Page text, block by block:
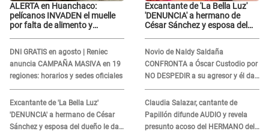
ALERTA en Huanchaco:
pelícanos INVADEN el muelle
por falta de alimento y
DNI GRATIS en agosto | Reniec
anuncia CAMPAÑA MASIVA en 19
regiones: horarios y sedes oficiales
Excantante de 'La Bella Luz'
'DENUNCIA' a hermano de César
Sánchez y esposa del dueño le da
Excantante de 'La Bella Luz'
'DENUNCIA' a hermano de
César Sánchez y esposa del
tranquila"
Novio de Naldy Saldaña
CONFRONTA a Óscar Custodio por
NO DESPEDIR a su agresor y él da
INDIGNANTE respuesta: "Nadie me
dice qué hacer"
Claudia Salazar, cantante de
Papillón difunde AUDIO y revela
presunto acoso del HERMANO del